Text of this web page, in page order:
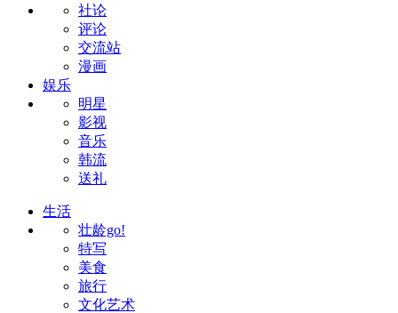
社论
评论
交流站
漫画
娱乐
明星
影视
音乐
韩流
送礼
生活
壮龄go!
特写
美食
旅行
文化艺术